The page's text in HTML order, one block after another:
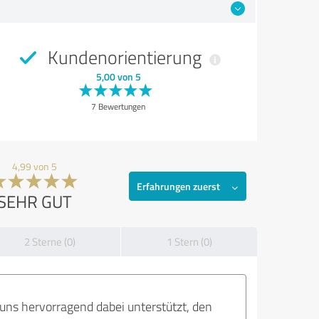
Kundenorientierung
5,00 von 5
7 Bewertungen
4,99 von 5
GUT
Erfahrungen zuerst
2 Sterne (0) 1 Stern (0)
hervorragend dabei unterstützt, den